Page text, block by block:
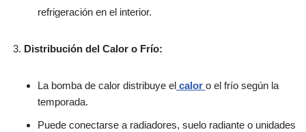
refrigeración en el interior.
Distribución del Calor o Frío:
La bomba de calor distribuye el calor o el frío según la
temporada.
Puede conectarse a radiadores, suelo radiante o unidades